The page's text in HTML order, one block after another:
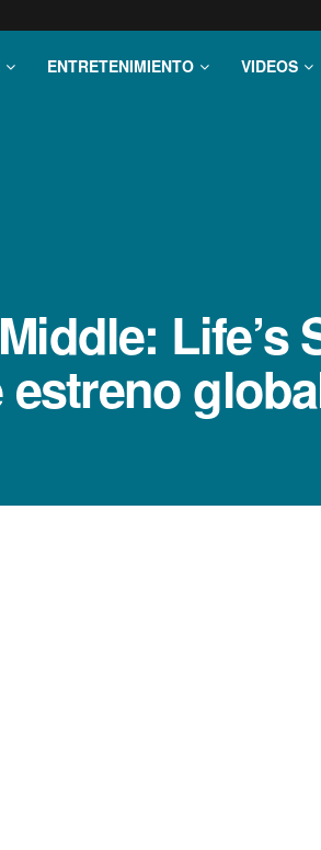
ENTRETENIMIENTO VIDEOS
Life’s